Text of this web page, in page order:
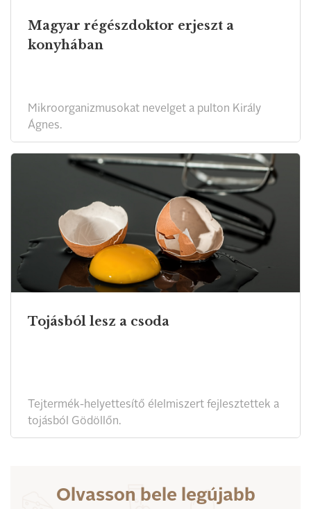
Magyar régészdoktor erjeszt a
konyhában
Mikroorganizmusokat nevelget a pulton Király
Ágnes.
Tojásból lesz a csoda
Tejtermék-helyettesítő élelmiszert fejlesztettek a
tojásból Gödöllőn.
Olvasson bele legújabb